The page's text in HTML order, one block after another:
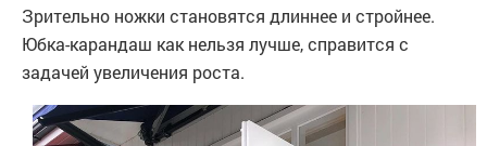
Зрительно ножки становятся длиннее и стройнее.
Юбка-карандаш как нельзя лучше, справится с
задачей увеличения роста.